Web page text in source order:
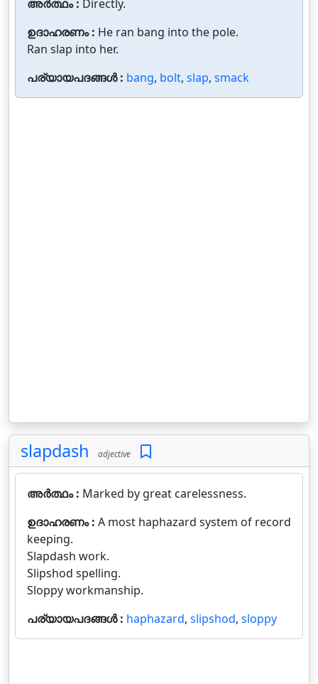
അർത്ഥം : Directly.
ഉദാഹരണം : He ran bang into the pole.
Ran slap into her.
പര്യായപദങ്ങൾ : bang, bolt, slap, smack
slapdash adjective
അർത്ഥം : Marked by great carelessness.
ഉദാഹരണം : A most haphazard system of record
keeping.
Slapdash work.
Slipshod spelling.
Sloppy workmanship.
പര്യായപദങ്ങൾ : haphazard, slipshod, sloppy